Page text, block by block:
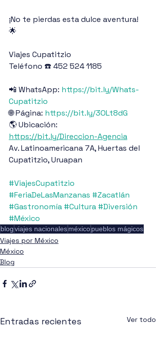
¡No te pierdas esta dulce aventura!
🌟
Viajes Cupatitzio
Teléfono ☎️ 452 524 1185
📲 WhatsApp: https://bit.ly/Whats-
Cupatitzio
🌐 Página: https://bit.ly/3OLt8dG
🌎 Ubicación:
https://bit.ly/Direccion-Agencia
Av. Latinoamericana 7A, Huertas del
Cupatitzio, Uruapan
#ViajesCupatitzio
#FeriaDeLasManzanas #Zacatlán
#Gastronomía #Cultura #Diversión
#México
blogviajes nacionalesméxicopueblos mágicos
Viajes por México
México
Blog
Entradas recientes Ver todo